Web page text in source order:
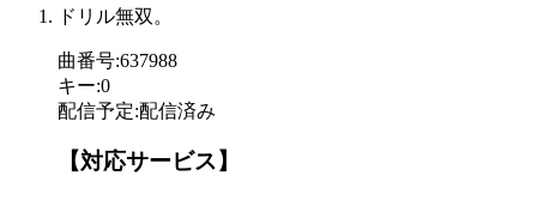
ドリル無双。
曲番号:637988
キー:0
配信予定:配信済み
【対応サービス】